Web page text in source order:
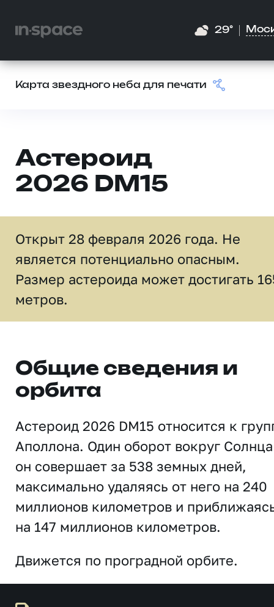
29°
Карта звездного неба для печати
Астероид
2026 DM15
Открыт 28 февраля 2026 года. Не
является потенциально опасным.
Размер астероида может достигать
метров.
Общие сведения и
орбита
Астероид 2026 DM15 относится к
Аполлона. Один оборот вокруг Солнца
он совершает за 538 земных дней,
максимально удаляясь от него на 240
миллионов километров и
на 147 миллионов километров.
Движется по проградной орбите.